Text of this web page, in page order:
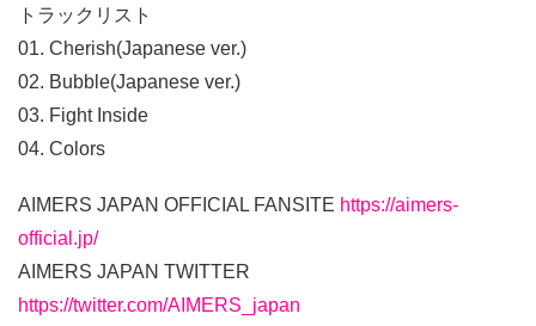
トラックリスト
01. Cherish(Japanese ver.)
02. Bubble(Japanese ver.)
03. Fight Inside
04. Colors
AIMERS JAPAN OFFICIAL FANSITE https://aimers-
official.jp/
AIMERS JAPAN TWITTER
https://twitter.com/AIMERS_japan